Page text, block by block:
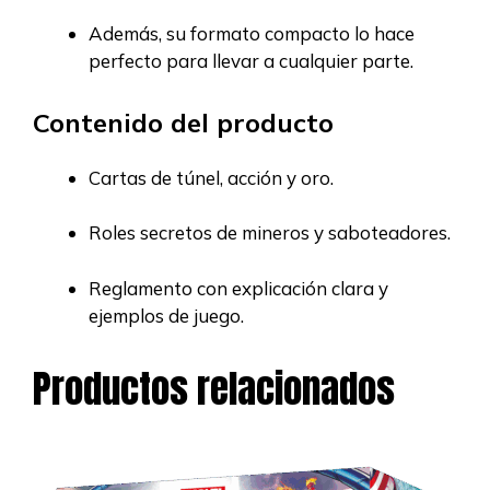
Además, su formato compacto lo hace
perfecto para llevar a cualquier parte.
Contenido del producto
Cartas de túnel, acción y oro.
Roles secretos de mineros y saboteadores.
Reglamento con explicación clara y
ejemplos de juego.
Productos relacionados